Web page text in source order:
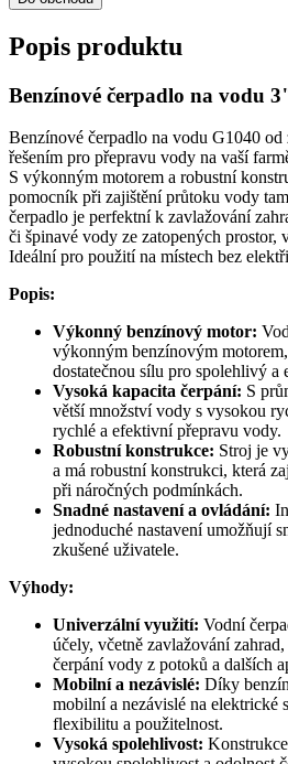
Popis produktu
Benzínové čerpadlo na vodu
Benzínové čerpadlo na vodu G1040
řešením pro přepravu vody na vaší
S výkonným motorem a robustní
pomocník při zajištění průtoku vody
čerpadlo je perfektní k zavlažování
či špinavé vody ze zatopených prostor,
Ideální pro použití na místech bez
Popis:
Výkonný benzínový motor:
výkonným benzínovým
dostatečnou sílu pro spolehlivý a
Vysoká kapacita čerpání: S
větší množství vody s vysokou
rychlé a efektivní přepravu vody.
Robustní konstrukce: Stroj je
a má robustní konstrukci, která
při náročných podmínkách.
Snadné nastavení a ovládání:
jednoduché nastavení umožňují
zkušené uživatele.
Výhody:
Univerzální využití: Vodní
účely, včetně zavlažování
čerpání vody z potoků a dalších
Mobilní a nezávislé: Díky
mobilní a nezávislé na elektrické
flexibilitu a použitelnost.
Vysoká spolehlivost: